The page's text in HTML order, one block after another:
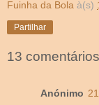
Fuinha da Bola à(s)
Partilhar
13
Anónimo